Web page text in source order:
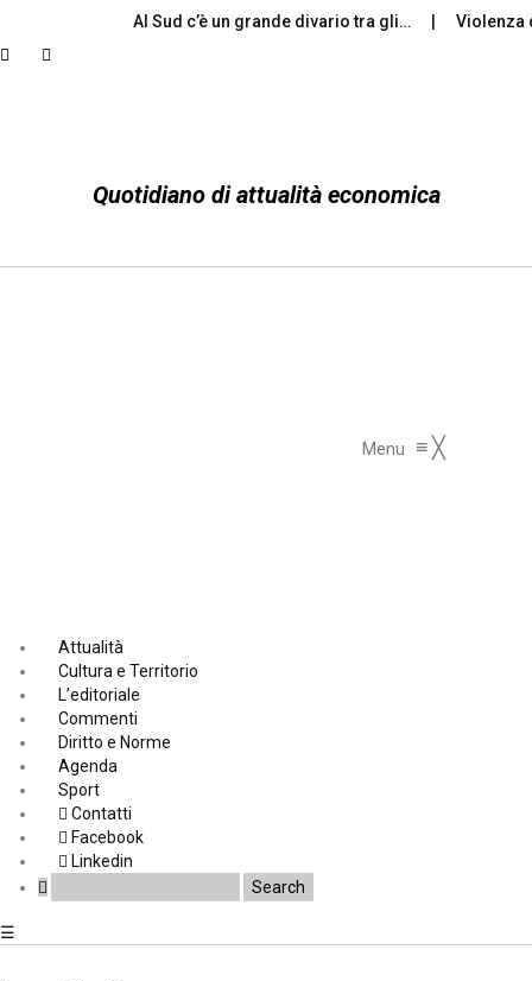
Al Sud c’è un grande divario tra gli… Violenza
Quotidiano di attualità economica
Menu ≡ ╳
Attualità
Cultura e Territorio
L’editoriale
Commenti
Diritto e Norme
Agenda
Sport
Contatti
Facebook
Linkedin
☰